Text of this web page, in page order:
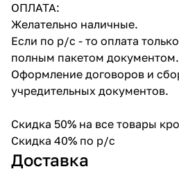
ОПЛАТА:
Желательно наличные.
Если по р/с - то оплата
полным пакетом документом.
Оформление договоров и
учредительных документов.
Скидка 50% на все товары
Скидка 40% по р/с
Доставка